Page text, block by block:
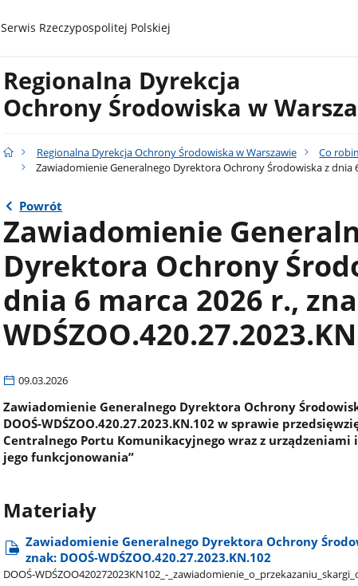
gov.pl
Serwis Rzeczypospolitej Polskiej
Regionalna Dyrekcja
Ochrony Środowiska w
Regionalna Dyrekcja Ochrony Środowiska w Warszawie Co
Zawiadomienie Generalnego Dyrektora Ochrony Środowiska z dnia
Powrót
Zawiadomienie
Dyrektora Ochrony
dnia 6 marca 2026 r.,
09.03.2026
Zawiadomienie Generalnego Dyrektora Ochrony
DOOŚ-WDŚZOO.420.27.2023.KN.102 w sprawie
Centralnego Portu Komunikacyjnego wraz z
jego funkcjonowania”
Materiały
Zawiadomienie Generalnego Dyrektora Ochrony
znak: DOOŚ-WDŚZOO.420.27.2023.KN.102
DOOŚ-WDŚZOO420272023KN102​_-​